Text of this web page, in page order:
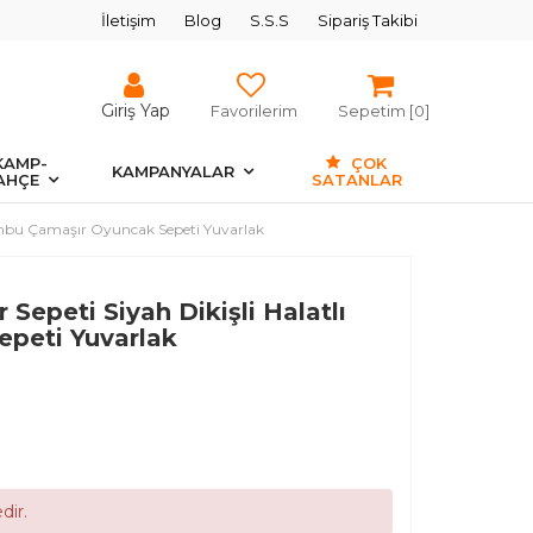
İletişim Blog S.S.S Sipariş Takibi
Giriş Yap Favorilerim Sepetim [0]
KAMPANYALAR
ÇOK
SATANLAR
Çamaşır Oyuncak Sepeti Yuvarlak
Sepeti Siyah Dikişli Halatlı
Yuvarlak